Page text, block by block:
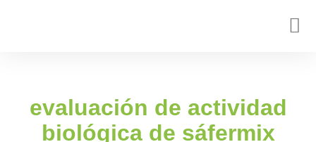
evaluación de actividad
biológica de sáfermix